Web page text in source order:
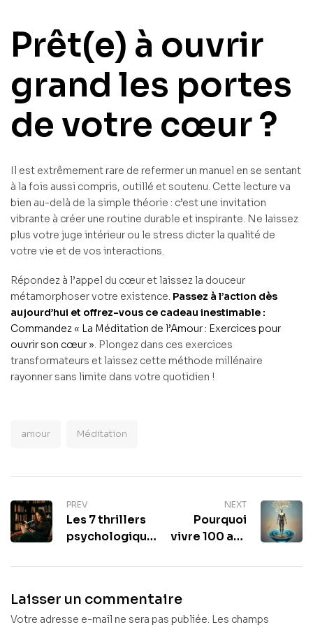
Prêt(e) à ouvrir
grand les portes
de votre cœur ?
Il est extrêmement rare de refermer un manuel en se sentant
à la fois aussi compris, outillé et soutenu. Cette lecture va
bien au-delà de la simple théorie : c’est une invitation
vibrante à créer une routine durable et inspirante. Ne laissez
plus votre juge intérieur ou le stress dicter la qualité de
votre vie et de vos interactions.
Répondez à l’appel du cœur et laissez la douceur
métamorphoser votre existence. Passez à l’action dès
aujourd’hui et offrez-vous ce cadeau inestimable :
Commandez « La Méditation de l’Amour : Exercices pour
ouvrir son cœur ». Plongez dans ces exercices
transformateurs et laissez cette méthode millénaire
rayonner sans limite dans votre quotidien !
amour Méditation
PREV
Les 7 thrillers
psychologiques
addictifs à lire
cette année
NEXT
Pourquoi
vivre 100 ans
illusion : la
la longévité
Laisser un commentaire
Votre adresse e-mail ne sera pas publiée. Les champs